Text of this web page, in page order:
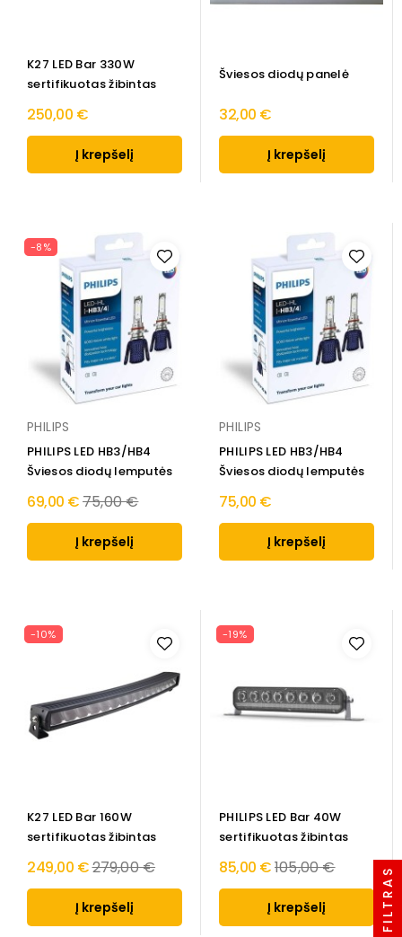
K27 LED Bar 330W
sertifikuotas žibintas
250,00 €
Į krepšelį
Šviesos diodų panelė
32,00 €
Į krepšelį
-8%
PHILIPS
PHILIPS LED HB3/HB4
Šviesos diodų lemputės
69,00 €Regular
price
75,00 €
Į krepšelį
PHILIPS
PHILIPS LED HB3/HB4
Šviesos diodų lemputės
75,00 €
Į krepšelį
-10%
K27 LED Bar 160W
sertifikuotas žibintas
249,00 €Regular
price
279,00 €
Į krepšelį
-19%
PHILIPS LED Bar 40W
sertifikuotas žibintas
85,00 €Regular
price
105,00 €
Į krepšelį